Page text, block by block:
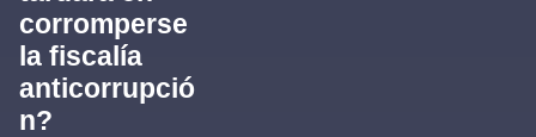
corromperse
la fiscalía
anticorrupció
n?